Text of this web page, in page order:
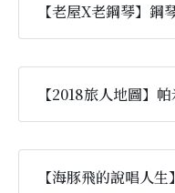
【老屋X老鋼琴】鋼
【2018旅人地圖】
【海豚飛的說唱人